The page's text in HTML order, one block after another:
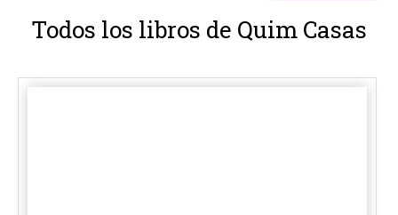
Todos los libros de Quim Casas